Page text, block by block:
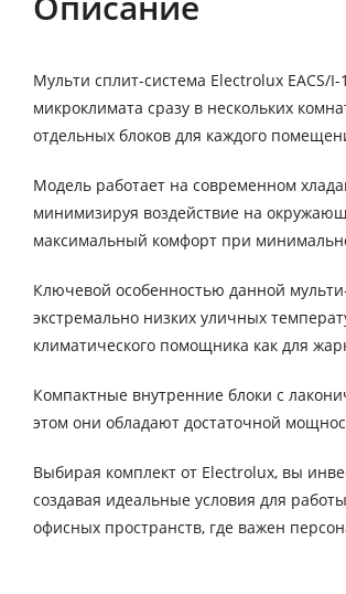
Мульти сплит-система Electrolux EACS/
микроклимата сразу в нескольких
отдельных блоков для каждого
Модель работает на современном
минимизируя воздействие на
максимальный комфорт при
Ключевой особенностью данной
экстремально низких уличных
климатического помощника как для
Компактные внутренние блоки с
этом они обладают достаточной
Выбирая комплект от Electrolux, вы
создавая идеальные условия для
офисных пространств, где важен